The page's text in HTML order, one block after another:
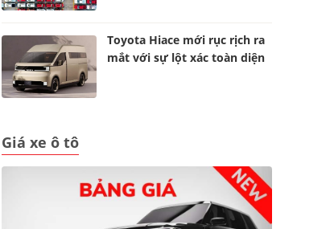
Toyota Hiace mới rục rịch ra
mắt với sự lột xác toàn diện
Giá xe ô tô